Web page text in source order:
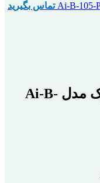
تماس بگیرید
دوربین مداربسته AHD آیلوک مدل Ai-B-